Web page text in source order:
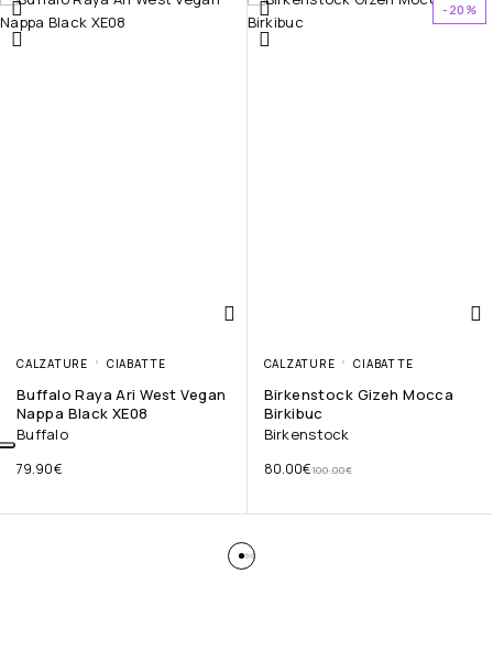
CALZATURE CIABATTE
Buffalo Raya Ari West Vegan
Nappa Black XE08
Buffalo
79.90€
-20%
CALZATURE CIABATTE
Birkenstock Gizeh Mocca
Birkibuc
Birkenstock
100.00€
80.00€